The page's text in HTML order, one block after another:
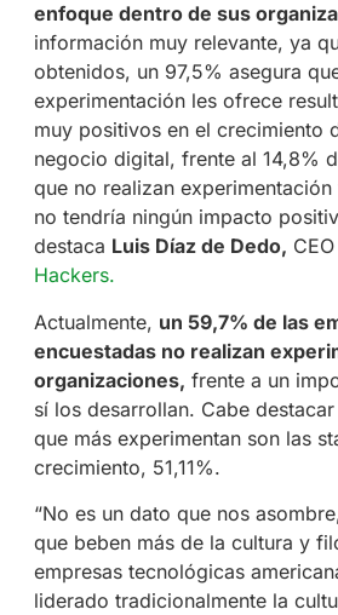
enfoque dentro de sus
información muy relevante, ya
obtenidos, un 97,5% asegura
experimentación les ofrece
muy positivos en el crecimiento
negocio digital, frente al 14,8%
que no realizan
no tendría ningún impacto
destaca Luis Díaz de Dedo,
Hackers.
Actualmente, un 59,7% de las
encuestadas no realizan
organizaciones, frente a un
sí los desarrollan. Cabe
que más experimentan son las
crecimiento, 51,11%.
“No es un dato que nos
que beben más de la cultura y
empresas tecnológicas
liderado tradicionalmente la